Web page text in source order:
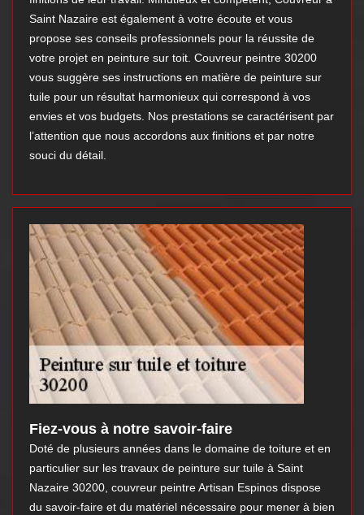
Saint Nazaire est également à votre écoute et vous
propose ses conseils professionnels pour la réussite de
votre projet en peinture sur toit. Couvreur peintre 30200
vous suggère ses instructions en matière de peinture sur
tuile pour un résultat harmonieux qui correspond à vos
envies et vos budgets. Nos prestations se caractérisent par
l’attention que nous accordons aux finitions et par notre
souci du détail.
Fiez-vous à notre savoir-faire
Doté de plusieurs années dans le domaine de toiture et en
particulier sur les travaux de peinture sur tuile à Saint
Nazaire 30200, couvreur peintre Artisan Espinos dispose
du savoir-faire et du matériel nécessaire pour mener à bien